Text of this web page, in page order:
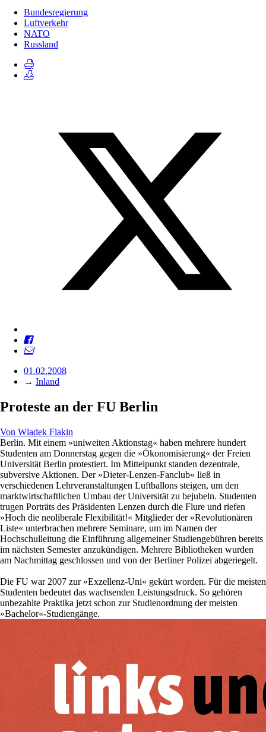
Bundesregierung
Luftverkehr
NATO
Russland
01.02.2008
→ Inland
Proteste an der FU Berlin
Von Wladek Flakin
Berlin. Mit einem »uniweiten Aktionstag« haben mehrere hundert
Studenten am Donnerstag gegen die »Ökonomisierung« der Freien
Universität Berlin protestiert. Im Mittelpunkt standen dezentrale,
subversive Aktionen. Der »Dieter-Lenzen-Fanclub« ließ in
verschiedenen Lehrveranstaltungen Luftballons steigen, um den
marktwirtschaftlichen Umbau der Universität zu bejubeln. Studenten
trugen Porträts des Präsidenten Lenzen durch die Flure und riefen
»Hoch die neoliberale Flexibilität!« Mitglieder der »Revolutionären
Liste« unterbrachen mehrere Seminare, um im Namen der
Hochschulleitung die Einführung allgemeiner Studiengebühren bereits
im nächsten Semester anzukündigen. Mehrere Bibliotheken wurden
am Nachmittag geschlossen und von der Berliner Polizei abgeriegelt.
Die FU war 2007 zur »Exzellenz-Uni« gekürt worden. Für die meisten
Studenten bedeutet das wachsenden Leistungsdruck. So gehören
unbezahlte Praktika jetzt schon zur Studienordnung der meisten
»Bachelor«-Studiengänge.